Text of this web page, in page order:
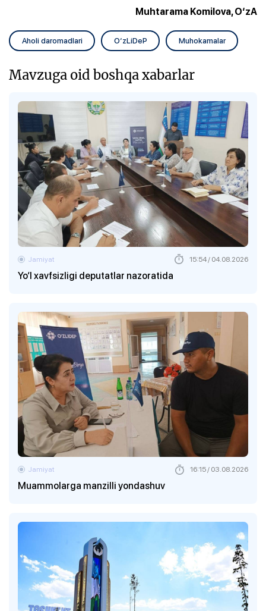
Muhtarama Komilova, O‘zA
Aholi daromadlari O‘zLiDeP Muhokamalar
Mavzuga oid boshqa xabarlar
Yo‘l xavfsizligi deputatlar nazoratida
Jamiyat 15:54 / 04.08.2026
Muammolarga manzilli yondashuv
Jamiyat 16:15 / 03.08.2026